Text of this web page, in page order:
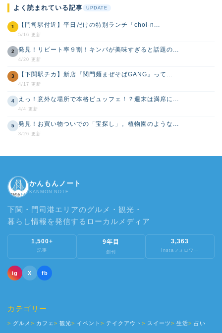
よく読まれている記事 UPDATE
1 【門司駅付近】平日だけの特別ランチ「choi-n...
5/16 更新
2 発見！リピート率９割！キンパが美味すぎると話題の...
4/20 更新
3 【下関駅チカ】新店『関門麺まぜそばGANG』って...
4/17 更新
4 えっ！意外な場所で本格ビュッフェ！？週末は満席に...
4/4 更新
5 発見！お買い物ついでの「宝探し」。植物園のような...
3/26 更新
かんもんノート
KANMON NOTE
下関・門司港エリアのグルメ・観光・
暮らし情報を発信するローカルメディア
1,500+
記事
9年目
創刊
3,363
Instaフォロワー
ig X fb
カテゴリー
グルメ カフェ 観光 イベント テイクアウト スイーツ 生活 占い